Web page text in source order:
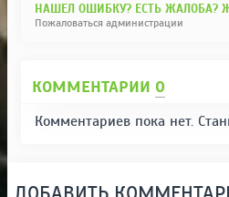
НАШЕЛ ОШИБКУ? ЕСТЬ ЖАЛОБА?
Пожаловаться администрации
КОММЕНТАРИИ 0
Комментариев пока нет.